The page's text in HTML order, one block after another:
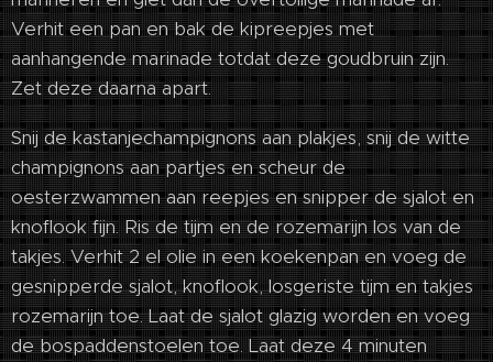
Verhit een pan en bak de kipreepjes met
aanhangende marinade totdat deze goudbruin zijn.
Zet deze daarna apart.
Snij de kastanjechampignons aan plakjes, snij de witte
champignons aan partjes en scheur de
oesterzwammen aan reepjes en snipper de sjalot en
knoflook fijn. Ris de tijm en de rozemarijn los van de
takjes. Verhit 2 el olie in een koekenpan en voeg de
gesnipperde sjalot, knoflook, losgeriste tijm en takjes
rozemarijn toe. Laat de sjalot glazig worden en voeg
de bospaddenstoelen toe. Laat deze 4 minuten